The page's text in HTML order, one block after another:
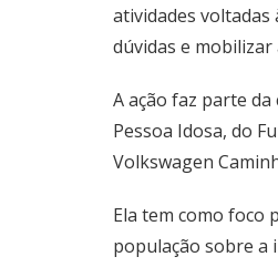
atividades voltadas
dúvidas e
A ação faz parte
Pessoa Idosa, do
Volkswagen
Ela tem como foco
população sobre a